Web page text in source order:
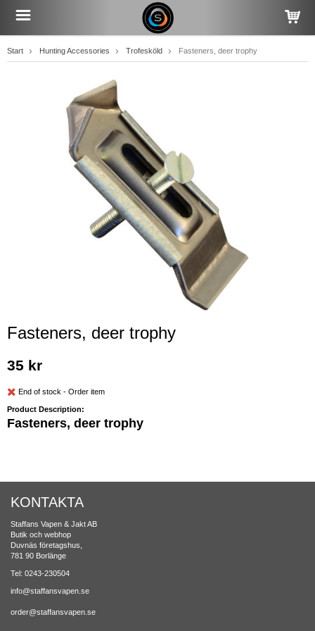
Start Hunting Accessories Trofesköld Fasteners, deer trophy
Fasteners, deer trophy
35 kr
End of stock - Order item
Product Description:
Fasteners, deer trophy
KONTAKTA
Staffans Vapen & Jakt AB
Butik och webhop
Duvnäs företagshus,
781 90 Borlänge
Tel: 0243-230504
info@staffansvapen.se
order@staffansvapen.se